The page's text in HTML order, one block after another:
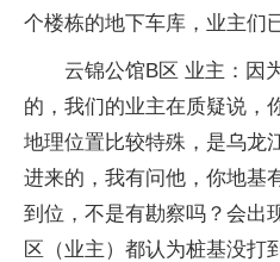
个楼栋的地下车库，业主们
云锦公馆B区 业主：因
的，我们的业主在质疑说，
地理位置比较特殊，是乌龙
进来的，我有问他，你地基
到位，不是有勘察吗？会出
区（业主）都认为桩基没打